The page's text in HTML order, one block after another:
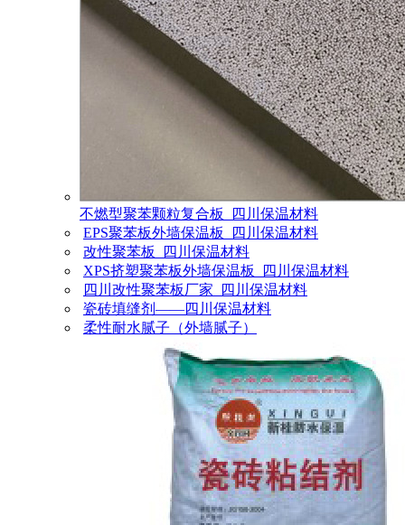
不燃型聚苯颗粒复合板_四川保温材料
EPS聚苯板外墙保温板_四川保温材料
改性聚苯板_四川保温材料
XPS挤塑聚苯板外墙保温板_四川保温材料
四川改性聚苯板厂家_四川保温材料
瓷砖填缝剂——四川保温材料
柔性耐水腻子（外墙腻子）